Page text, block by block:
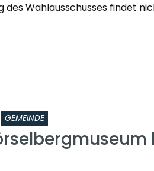
des Wahlausschusses findet
GEMEINDE